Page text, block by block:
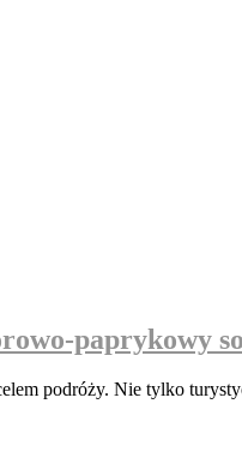
paprykowy
podróży. Nie tylko